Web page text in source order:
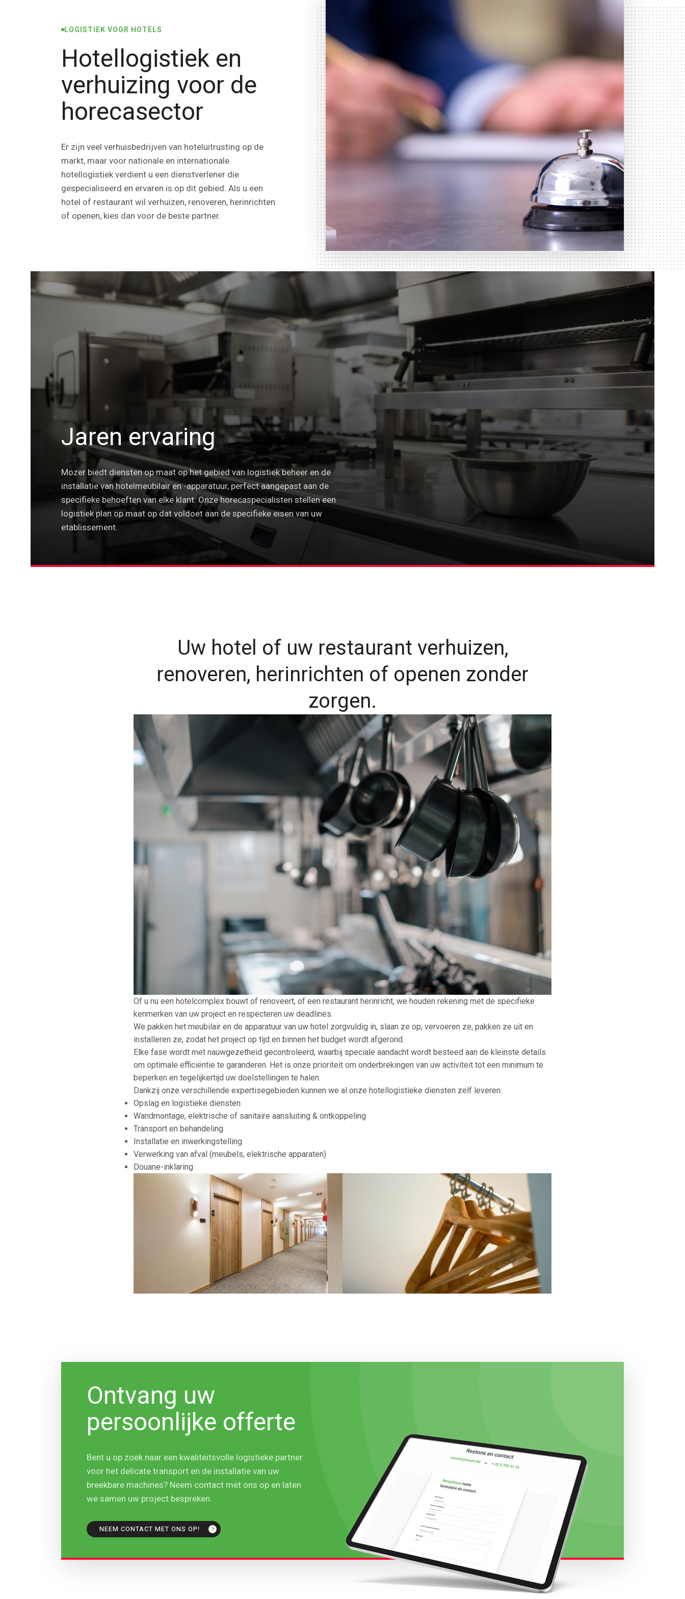
LOGISTIEK VOOR HOTELS
Hotellogistiek en
verhuizing voor de
horecasector
Er zijn veel verhuisbedrijven van hoteluitrusting op de
markt, maar voor nationale en internationale
hotellogistiek verdient u een dienstverlener die
gespecialiseerd en ervaren is op dit gebied. Als u een
hotel of restaurant wil verhuizen, renoveren, herinrichten
of openen, kies dan voor de beste partner.
Jaren ervaring
Mozer biedt diensten op maat op het gebied van logistiek beheer en de
installatie van hotelmeubilair en -apparatuur, perfect aangepast aan de
specifieke behoeften van elke klant. Onze horecaspecialisten stellen een
logistiek plan op maat op dat voldoet aan de specifieke eisen van uw
etablissement.
Uw hotel of uw restaurant verhuizen,
renoveren, herinrichten of openen zonder
zorgen.
Of u nu een hotelcomplex bouwt of renoveert, of een restaurant herinricht, we houden rekening met de specifieke
kenmerken van uw project en respecteren uw deadlines.
We pakken het meubilair en de apparatuur van uw hotel zorgvuldig in, slaan ze op, vervoeren ze, pakken ze uit en
installeren ze, zodat het project op tijd en binnen het budget wordt afgerond.
Elke fase wordt met nauwgezetheid gecontroleerd, waarbij speciale aandacht wordt besteed aan de kleinste details
om optimale efficiëntie te garanderen. Het is onze prioriteit om onderbrekingen van uw activiteit tot een minimum te
beperken en tegelijkertijd uw doelstellingen te halen.
Dankzij onze verschillende expertisegebieden kunnen we al onze hotellogistieke diensten zelf leveren:
Opslag en logistieke diensten
Wandmontage, elektrische of sanitaire aansluiting & ontkoppeling
Transport en behandeling
Installatie en inwerkingstelling
Verwerking van afval (meubels, elektrische apparaten)
Douane-inklaring
Ontvang uw
persoonlijke offerte
Bent u op zoek naar een kwaliteitsvolle logistieke partner
voor het delicate transport en de installatie van uw
breekbare machines? Neem contact met ons op en laten
we samen uw project bespreken.
NEEM CONTACT MET ONS OP!